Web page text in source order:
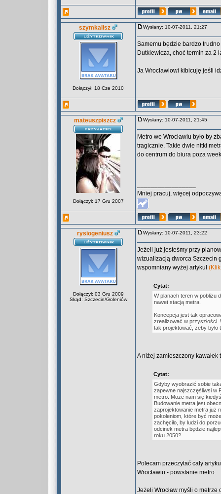
szymkalisz
Dołączył: 18 Cze 2010
Wysłany: 10-07-2011, 21:27
Samemu będzie bardzo
Dutkiewicza, choć termin za 2
Ja Wrocławiowi kibicuję jeśli
mateuszpiszcz
Dołączył: 17 Gru 2007
Wysłany: 10-07-2011, 21:45
Metro we Wrocławiu było by
tragicznie. Takie dwie nitki
do centrum do biura poza
Mniej pracuj, więcej
rysiogeniusz
Dołączył: 03 Gru 2009
Skąd: Szczecin/Goleniów
Wysłany: 10-07-2011, 23:22
Jeżeli już jesteśmy przy
wizualizacją dworca Szczecin
wspomniany wyżej artykuł
Cytat:
W planach teren w pobliżu
nawet stacją metra.
Koncepcja jest tak
zrealizować w przyszłości.
tak projektować, żeby było
A niżej zamieszczony
Cytat:
Gdyby wyobrazić sobie
zapewne najszczęśliwsi w
metro. Może nam się
Budowanie metra jest
zaprojektowanie metra już
pokoleniom, które być
zachęciło, by ludzi do
odcinek metra będzie
roku 2050?
Polecam przeczytać cały
Wrocławiu - powstanie metro.
Jeżeli Wrocław myśli o